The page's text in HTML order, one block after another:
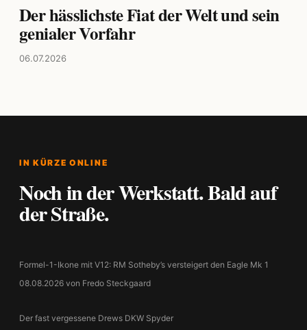
Der hässlichste Fiat der Welt und sein
genialer Vorfahr
06.07.2026
IN KÜRZE ONLINE
Noch in der Werkstatt. Bald auf
der Straße.
Formel-1-Ikone mit V12: RM Sotheby’s versteigert den Eagle Mk 1
08.08.2026 von Fredo Steckgaard
Der fast vergessene Drews DKW Spyder